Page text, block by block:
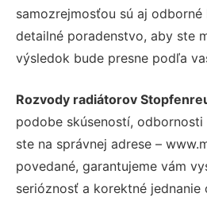
samozrejmosťou sú aj
detailné poradenstvo, aby ste
výsledok bude presne podľa
Rozvody radiátorov
podobe skúseností,
ste na správnej adrese –
povedané, garantujeme vám
serióznosť a korektné